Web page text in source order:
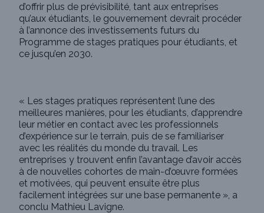
d’offrir plus de prévisibilité, tant aux entreprises
qu’aux étudiants, le gouvernement devrait procéder
à l’annonce des investissements futurs du
Programme de stages pratiques pour étudiants, et
ce jusqu’en 2030.
« Les stages pratiques représentent l’une des
meilleures manières, pour les étudiants, d’apprendre
leur métier en contact avec les professionnels
d’expérience sur le terrain, puis de se familiariser
avec les réalités du monde du travail. Les
entreprises y trouvent enfin l’avantage d’avoir accès
à de nouvelles cohortes de main-d’œuvre formées
et motivées, qui peuvent ensuite être plus
facilement intégrées sur une base permanente », a
conclu Mathieu Lavigne.